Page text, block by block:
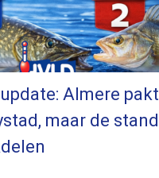
Almere pakt
maar de stand